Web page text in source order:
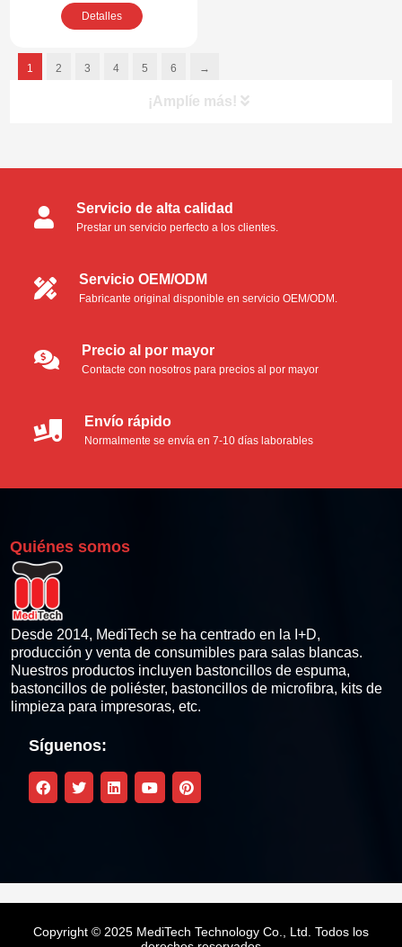
Detalles
1 2 3 4 5 6 →
¡Amplíe más!
Categorías de productos
Hisopos para salas limpias
Hisopos de microfibra
Hisopos de poliéster
Kit de limpieza para impresoras térmicas
Tarjeta térmica de limpieza Pinter
Toallitas de limpieza para impresoras térmicas
Lápiz de limpieza de cabezales térmicos
Kits de limpieza para impresoras de tarjetas
Kit de limpieza compatible con Evolis
Servicio de alta calidad
Prestar un servicio perfecto a los clientes.
Servicio OEM/ODM
Fabricante original disponible en servicio OEM/ODM.
Precio al por mayor
Contacte con nosotros para precios al por mayor
Envío rápido
Normalmente se envía en 7-10 días laborables
Quiénes somos
Desde 2014, MediTech se ha centrado en la I+D,
producción y venta de consumibles para salas blancas.
Nuestros productos incluyen bastoncillos de espuma,
bastoncillos de poliéster, bastoncillos de microfibra, kits de
limpieza para impresoras, etc.
Síguenos:
Copyright © 2025 MediTech Technology Co., Ltd. Todos los